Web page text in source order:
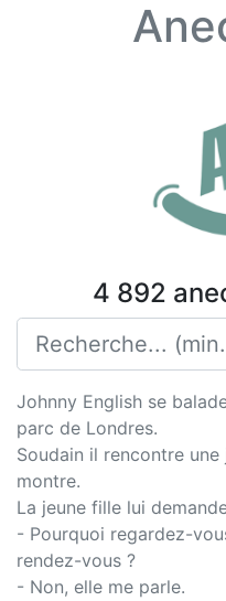
4 892
Johnny English se
parc de Londres.
Soudain il rencontre
montre.
La jeune fille lui
- Pourquoi regardez-
rendez-vous ?
- Non, elle me parle.